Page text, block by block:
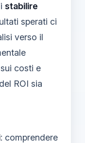
stabilire
sperati ci
verso il
sui costi e
ROI sia
: comprendere